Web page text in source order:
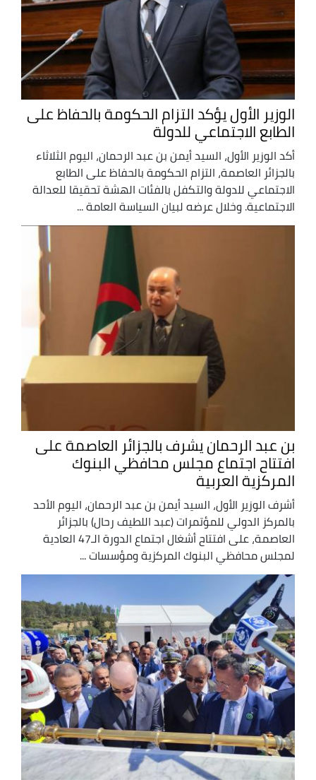
الوزير الأول يؤكد التزام الحكومة بالحفاظ على
الطابع الاجتماعي للدولة
أكد الوزير الأول، السيد أيمن بن عبد الرحمان، اليوم الثلاثاء
بالجزائر العاصمة، التزام الحكومة بالحفاظ على الطابع
الاجتماعي للدولة والتكفل بالفئات الهشة تحقيقا للعدالة
الاجتماعية. وخلال عرضه لبيان السياسة العامة ...
بن عبد الرحمان يشرف بالجزائر العاصمة على
افتتاح اجتماع مجلس محافظي البنوك
المركزية العربية
أشرف الوزير الأول، السيد أيمن بن عبد الرحمان، اليوم الأحد
بالمركز الدولي للمؤتمرات (عبد اللطيف رحال) بالجزائر
العاصمة، على افتتاح أشغال اجتماع الدورة الـ47 العادية
لمجلس محافظي البنوك المركزية ومؤسسات ...